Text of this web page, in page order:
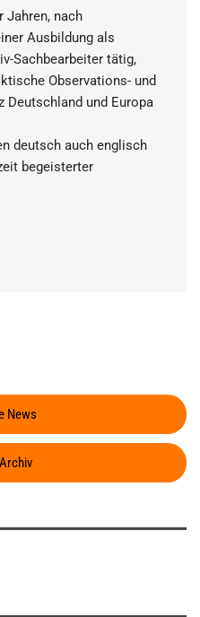
Jahren, nach
Ausbildung als
Sachbearbeiter tätig,
Observations- und
Deutschland und Europa
deutsch auch englisch
begeisterter
News